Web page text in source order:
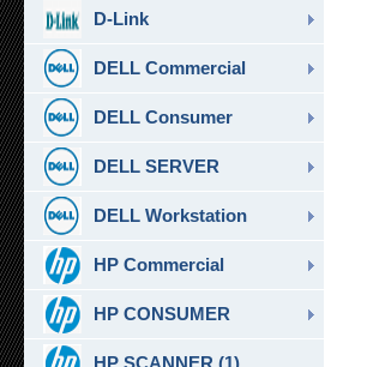
D-Link
DELL Commercial
DELL Consumer
DELL SERVER
DELL Workstation
HP Commercial
HP CONSUMER
HP SCANNER (1)